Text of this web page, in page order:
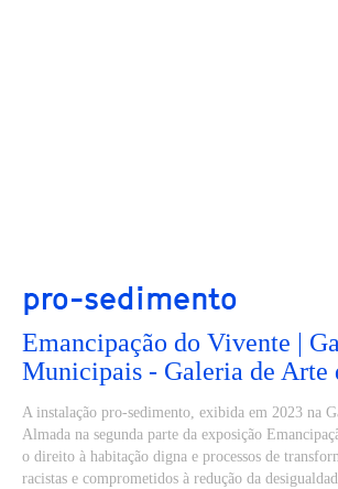
pro-sedimento
Emancipação do Vivente |
Municipais - Galeria de Arte
A instalação pro-sedimento, exibida em 2023 na
Almada na segunda parte da exposição
o direito à habitação digna e processos de
racistas e comprometidos à redução da